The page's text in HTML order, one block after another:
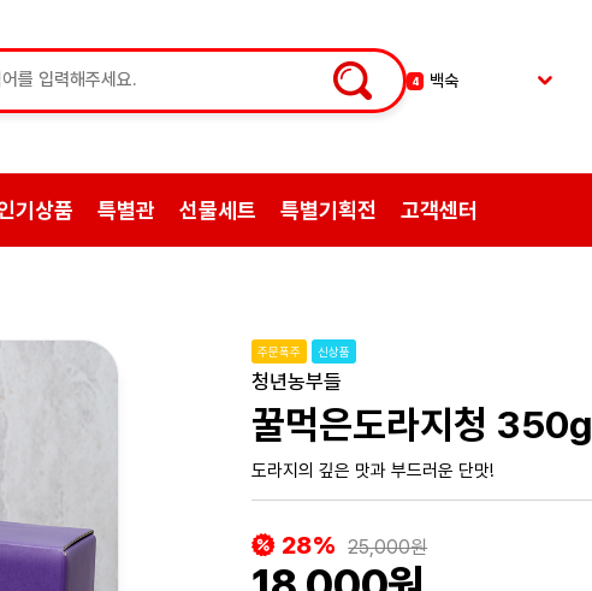
5 황기
한방엑스포
4 백숙
기상품 특별관 선물세트 특별기획전 고객센터
주문폭주 신상품
청년농부들
꿀먹은도라지청 350g
도라지의 깊은 맛과 부드러운 단맛!
28% 25,000원